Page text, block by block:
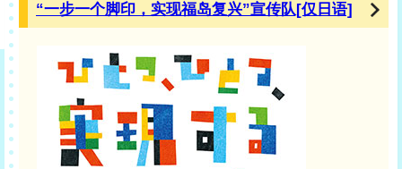
“一步一个脚印，实现福岛复兴”宣传队[仅日语]